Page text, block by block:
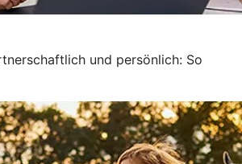
und persönlich: So